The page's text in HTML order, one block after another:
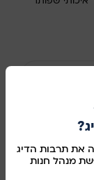
את תרבות הדיג
מנהל חנות